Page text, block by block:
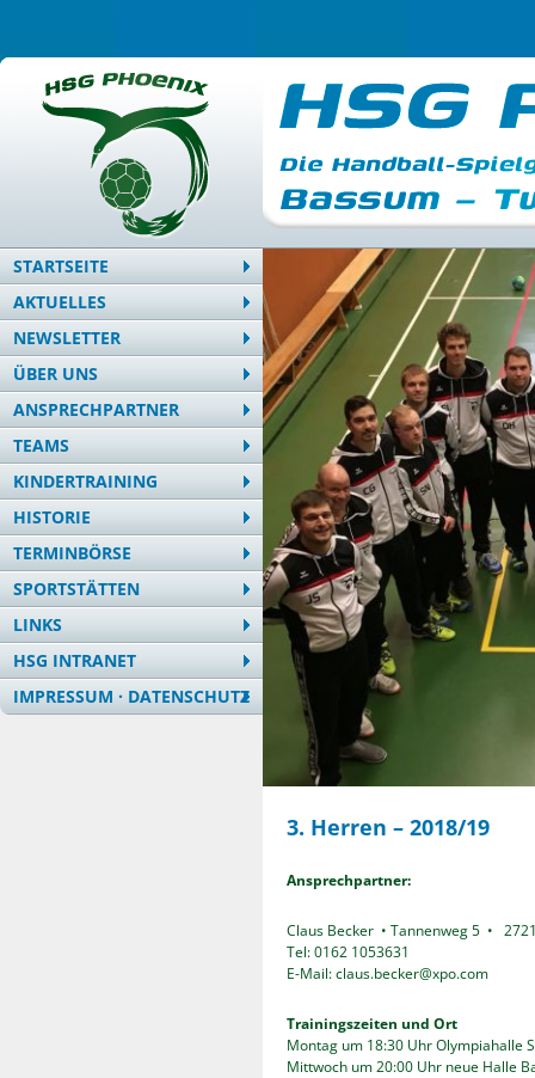
STARTSEITE
AKTUELLES
NEWSLETTER
ÜBER UNS
ANSPRECHPARTNER
TEAMS
KINDERTRAINING
HISTORIE
TERMINBÖRSE
SPORTSTÄTTEN
LINKS
HSG INTRANET
IMPRESSUM · DATENSCHUTZ
3. Herren – 2018/19
Ansprechpartner:
Claus Becker • Tannenweg 5 •
Tel: 0162 1053631
E-Mail: claus.becker@xpo.com
Trainingszeiten und Ort
Montag um 18:30 Uhr Olympiahalle
Mittwoch um 20:00 Uhr neue Halle